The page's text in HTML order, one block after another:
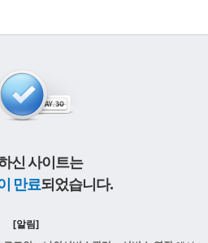
신 사이트는
만료되었습니다.
[알림]